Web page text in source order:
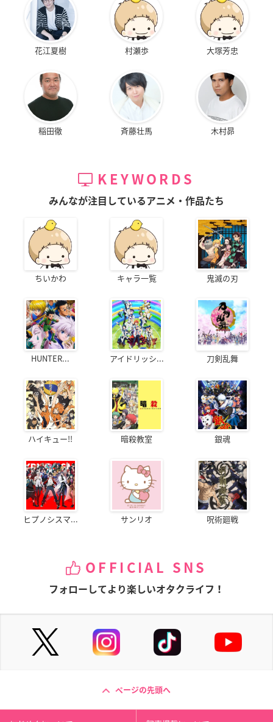
花江夏樹 村瀬歩 大塚芳忠
稲田徹 斉藤壮馬 木村昴
KEYWORDS
みんなが注目しているアニメ・作品たち
ちいかわ キャラ一覧 鬼滅の刃
HUNTER... アイドリッシ... 刀剣乱舞
ハイキュー!! 暗殺教室 銀魂
ヒプノシスマ... サンリオ 呪術廻戦
OFFICIAL SNS
フォローしてより楽しいオタクライフ！
ページの先頭へ